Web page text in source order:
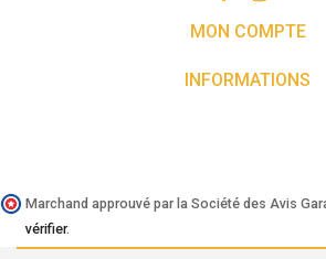
MON COMPTE
INFORMATIONS
Marchand approuvé par la Société des Avis
vérifier.